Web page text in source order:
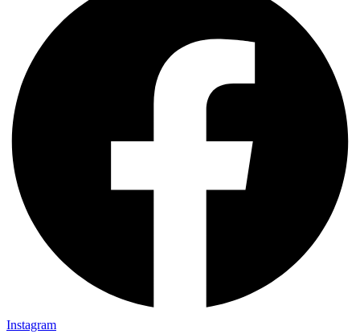
Instagram